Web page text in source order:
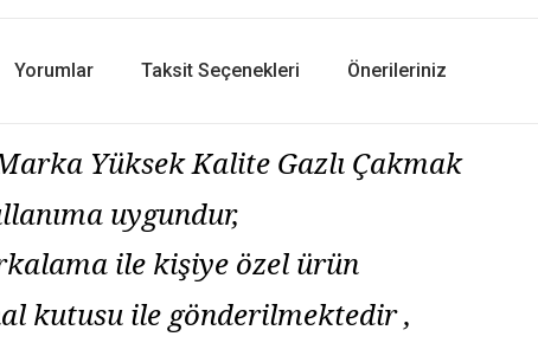
Yorumlar Taksit Seçenekleri Önerileriniz
Yüksek Kalite Gazlı Çakmak
uygundur,
ile kişiye özel ürün
kutusu ile gönderilmektedir ,